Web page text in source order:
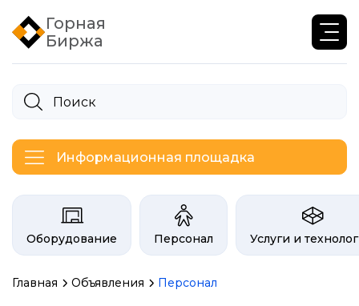
Горная
Биржа
Информационная площадка
Категории на бирже Инфогор
Оборудование Персонал Услуги и
Главная Объявления Персонал